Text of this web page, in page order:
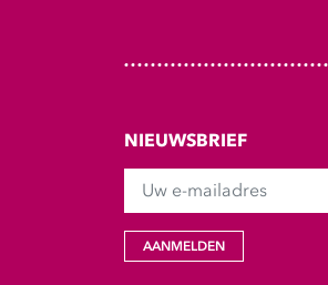
NIEUWSBRIEF
AANMELDEN